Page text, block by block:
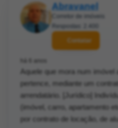
Abravanel
Corretor de imóveis
Respostas: 2.400
Contatar
há 6 anos
Aquele que mora num imóvel
pertence, mediante um
arrendatário. [Jurídico]
(imóvel, carro, apartamento
por contrato de locação, de